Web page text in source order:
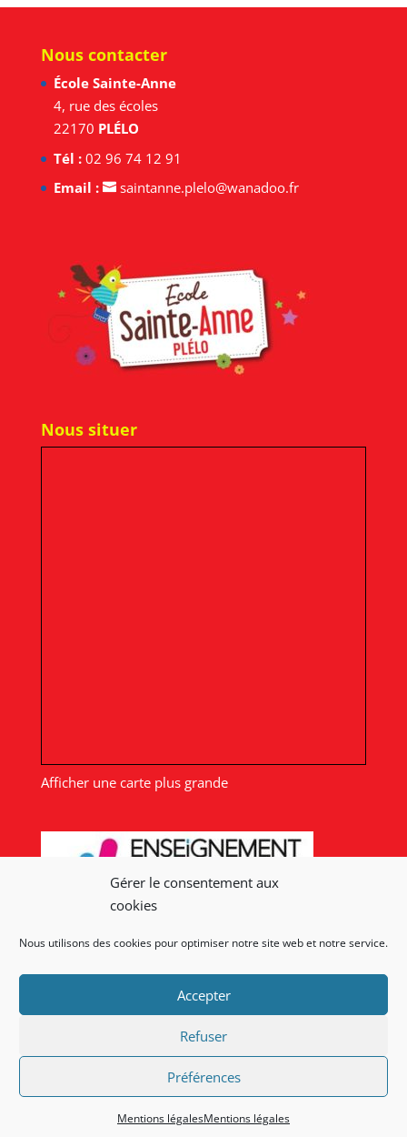
Gérer le consentement aux
cookies
Nous utilisons des cookies pour optimiser notre site web et notre service.
Accepter
Refuser
Préférences
Mentions légalesMentions légales
Nous contacter
École Sainte-Anne
4, rue des écoles
22170 PLÉLO
Tél :02 96 74 12 91
Email :
saintanne.plelo@wanadoo.fr
Nous situer
Afficher une carte plus grande
Nos liens